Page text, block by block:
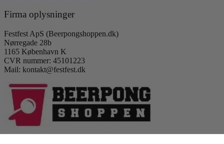
Firma oplysninger
Festfest ApS (Beerpongshoppen.dk)
Nørregade 28b
1165 København K
CVR nummer: 45101223
Mail: kontakt@festfest.dk